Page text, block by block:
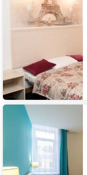
Гостиница
Серафима